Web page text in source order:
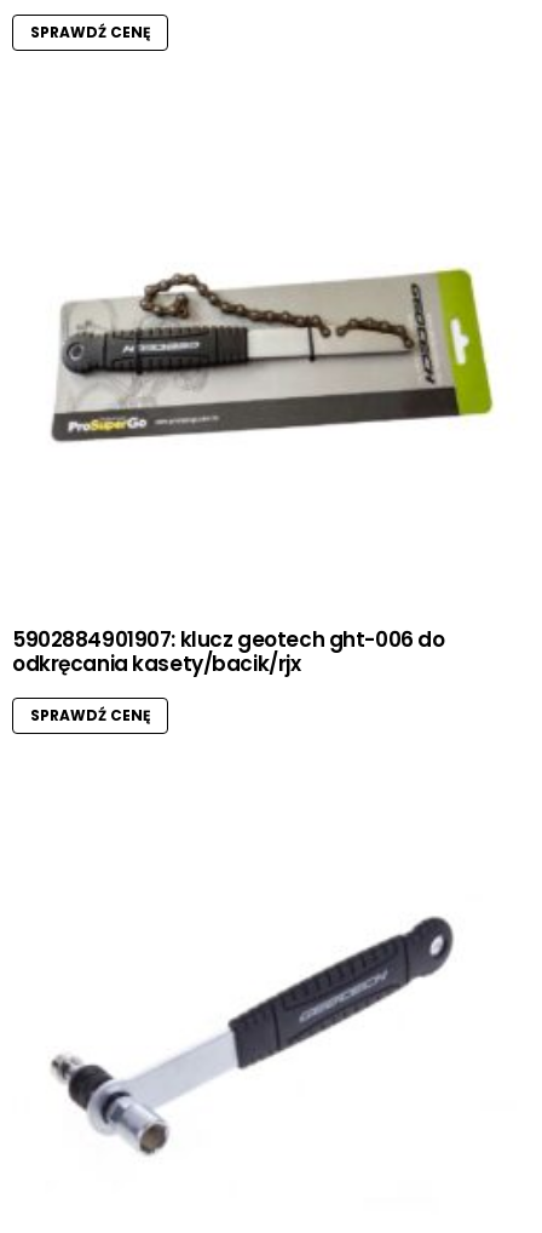
SPRAWDŹ CENĘ
5902884901907: klucz geotech ght-006 do
odkręcania kasety/bacik/rjx
SPRAWDŹ CENĘ